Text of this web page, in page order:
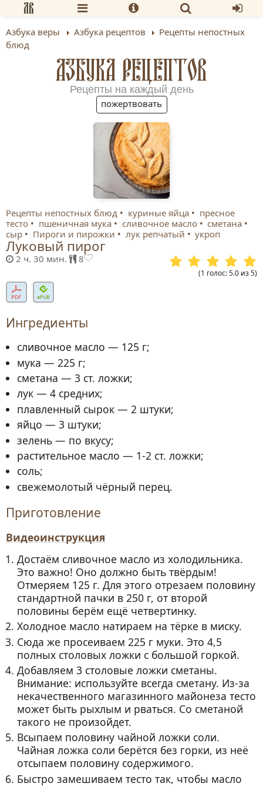
Азбука веры Азбука рецептов
Рецепты непостных
блюд
АЗБУКА РЕЦЕПТОВ
Рецепты на каждый день
пожертвовать
Рецепты непостных блюд куриные яйца
пресное
тесто
пшеничная мука сливочное масло
сметана
сыр
Пироги и пирожки лук репчатый укроп
Луковый пирог
2 ч. 30 мин. 8
(1 голос:5.0 из5)
Ингредиенты
сливочное масло — 125 г;
мука — 225 г;
сметана — 3 ст. ложки;
лук — 4 средних;
плавленный сырок — 2 штуки;
яйцо — 3 штуки;
зелень — по вкусу;
растительное масло — 1-2 ст. ложки;
соль;
свежемолотый чёрный перец.
Приготовление
Видеоинструкция
Достаём сливочное масло из холодильника.
Это важно! Оно должно быть твёрдым!
Отмеряем 125 г. Для этого отрезаем половину
стандартной пачки в 250 г, от второй
половины берём ещё четвертинку.
Холодное масло натираем на тёрке в миску.
Сюда же просеиваем 225 г муки. Это 4,5
полных столовых ложки с большой горкой.
Добавляем 3 столовые ложки сметаны.
Внимание: используйте всегда сметану. Из-за
некачественного магазинного майонеза тесто
может быть рыхлым и рваться. Со сметаной
такого не произойдет.
Всыпаем половину чайной ложки соли.
Чайная ложка соли берётся без горки, из неё
отсыпаем половину содержимого.
Быстро замешиваем тесто так, чтобы масло